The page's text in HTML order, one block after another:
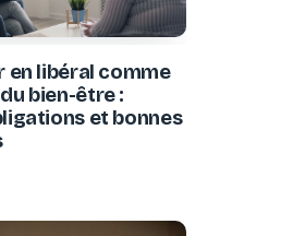
en libéral comme
bien-être :
et bonnes